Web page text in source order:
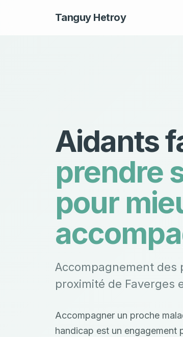
Tanguy Hetroy
Aidants
prendre
pour
Accompagnement des
proximité de Faverges
Accompagner un proche
handicap est un engagement